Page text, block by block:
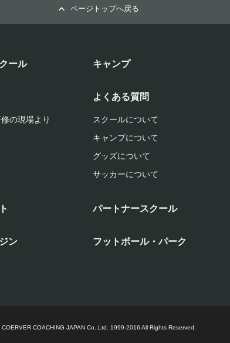
ページトップへ戻る
ール キャンプ
の現場より
よくある質問
スクールについて
キャンプについて
グッズについて
サッカーについて
パートナースクール
ン フットボール・パーク
COERVER COACHING JAPAN Co.,Ltd. 1999-2016 All Rights Reserved.